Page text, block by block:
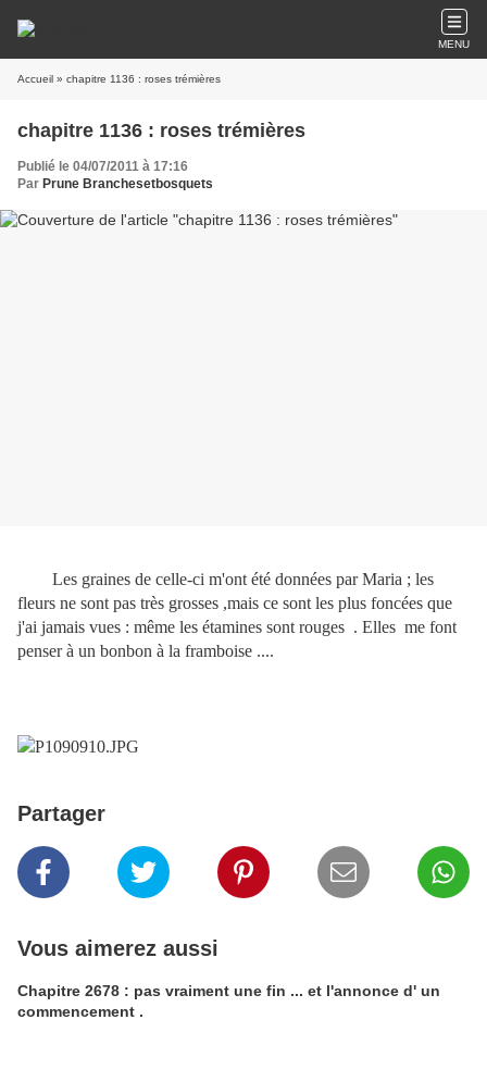
MENU
Accueil » chapitre 1136 : roses trémières
chapitre 1136 : roses trémières
Publié le 04/07/2011 à 17:16
Par Prune Branchesetbosquets
Les graines de celle-ci m'ont été données par Maria ; les
fleurs ne sont pas très grosses ,mais ce sont les plus foncées que
j'ai jamais vues : même les étamines sont rouges . Elles me font
penser à un bonbon à la framboise ....
Partager
Vous aimerez aussi
Chapitre 2678 : pas vraiment une fin ... et l'annonce d' un
commencement .